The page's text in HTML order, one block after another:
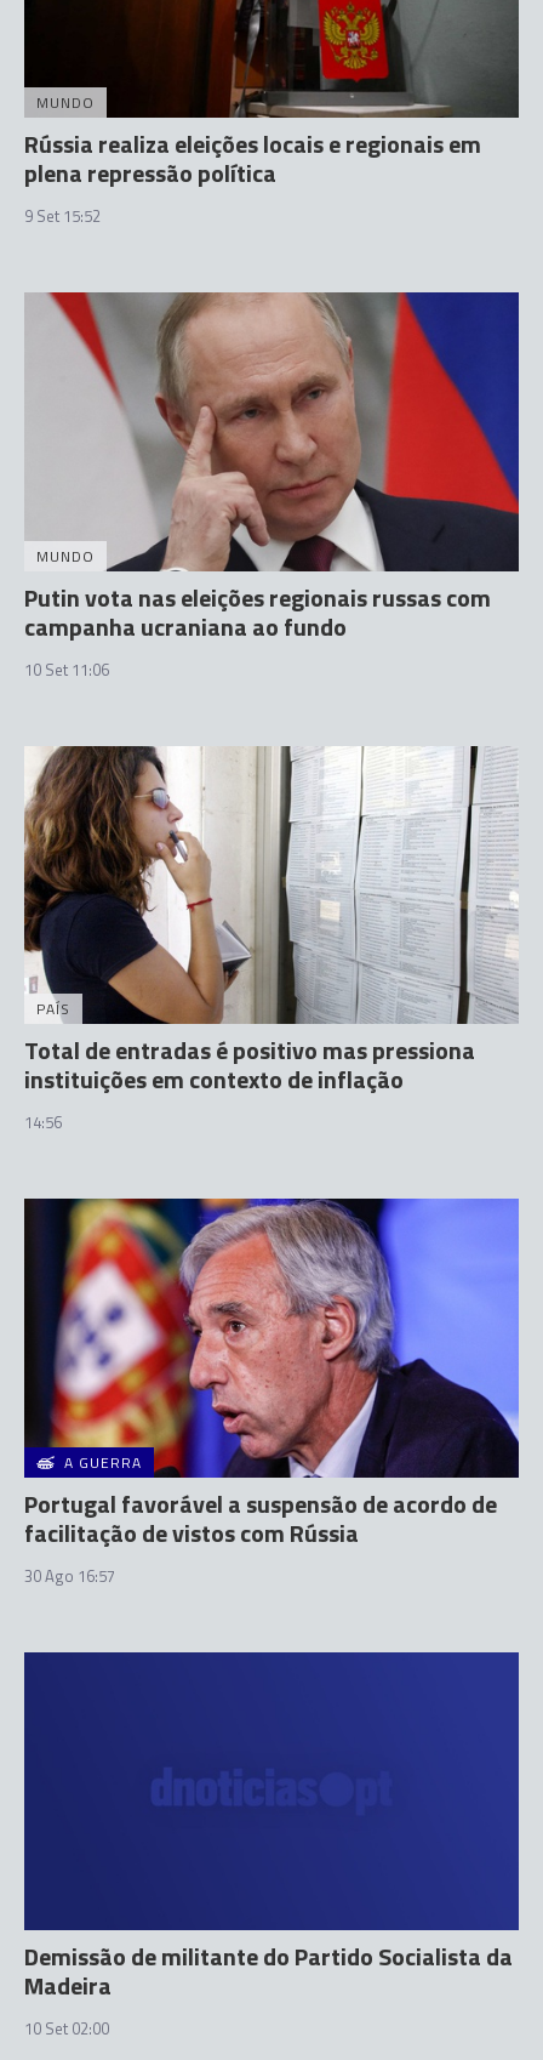
MUNDO
Rússia realiza eleições locais e regionais em
plena repressão política
9 Set 15:52
MUNDO
Putin vota nas eleições regionais russas com
campanha ucraniana ao fundo
10 Set 11:06
PAÍS
Total de entradas é positivo mas pressiona
instituições em contexto de inflação
14:56
A GUERRA
Portugal favorável a suspensão de acordo de
facilitação de vistos com Rússia
30 Ago 16:57
Demissão de militante do Partido Socialista da
Madeira
10 Set 02:00